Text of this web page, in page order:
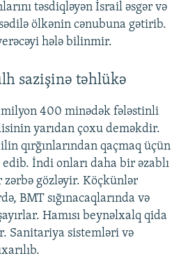
təsdiqləyən İsrail əsgər və
ölkənin cənubuna gətirib.
hələ bilinmir.
sazişinə təhlükə
milyon 400 minədək fələstinli
yarıdan çoxu deməkdir.
qırğınlarından qaçmaq üçün
İndi onları daha bir əzablı
zərbə gözləyir. Köçkünlər
BMT sığınacaqlarında və
Hamısı beynəlxalq qida
Sanitariya sistemləri və